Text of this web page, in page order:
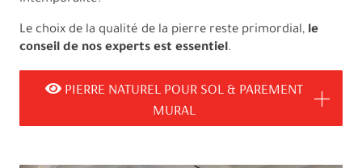
Le choix de la qualité de la pierre reste primordial, le
conseil de nos experts est essentiel.
PIERRE NATUREL POUR SOL & PAREMENT
MURAL